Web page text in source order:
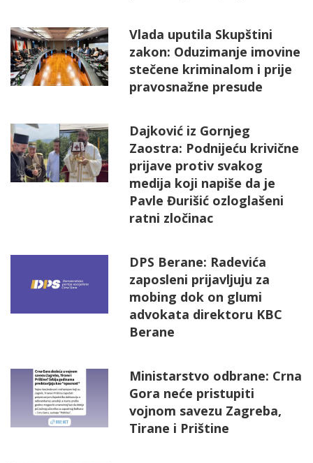
Vlada uputila Skupštini
zakon: Oduzimanje imovine
stečene kriminalom i prije
pravosnažne presude
Dajković iz Gornjeg
Zaostra: Podnijeću krivične
prijave protiv svakog
medija koji napiše da je
Pavle Đurišić ozloglašeni
ratni zločinac
DPS Berane: Radevića
zaposleni prijavljuju za
mobing dok on glumi
advokata direktoru KBC
Berane
Ministarstvo odbrane: Crna
Gora neće pristupiti
vojnom savezu Zagreba,
Tirane i Prištine